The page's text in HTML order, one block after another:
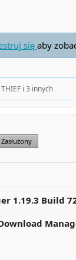
sięaby
i 3 innych
Zasłużony
1.19.3 Build